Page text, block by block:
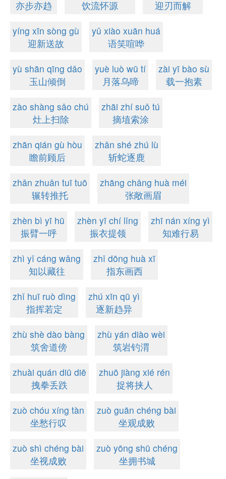
亦步亦趋 饮流怀源
迎刃而解
yíng xīn sòng gù
迎新送故
yǔ xiào xuān huá
语笑喧哗
yù shān qīng dǎo
玉山倾倒
yuè luò wū tí
月落乌啼
zài yī bào sù
载一抱素
zào shàng sǎo chú
灶上扫除
zhāi zhí suǒ tú
摘埴索涂
zhān qián gù hòu
瞻前顾后
zhǎn shé zhú lù
斩蛇逐鹿
zhǎn zhuǎn tuī tuō
辗转推托
zhāng chǎng huà méi
张敞画眉
zhèn bì yī hū
振臂一呼
zhèn yī chí lǐng
振衣提领
zhī nán xíng yì
知难行易
zhì yǐ cáng wǎng
知以藏往
zhǐ dōng huà xī
指东画西
zhǐ huī ruò dìng
指挥若定
zhú xīn qū yì
逐新趋异
zhù shè dào bàng
筑舍道傍
zhù yán diào wèi
筑岩钓渭
zhuài quán diū diē
拽拳丢跌
zhuō jiàng xié rén
捉将挟人
zuò chóu xíng tàn
坐愁行叹
zuò guān chéng bài
坐观成败
zuò shì chéng bài
坐视成败
zuò yōng shū chéng
坐拥书城